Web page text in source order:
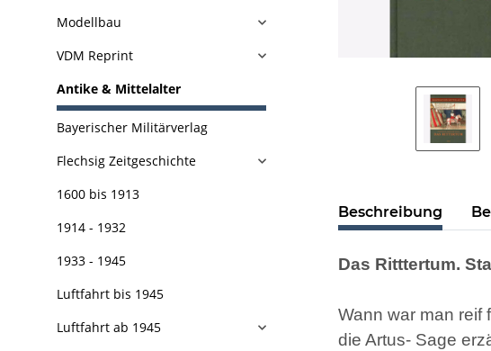
Beschreibung
Das Ritttertum.
Wann war man reif
die Artus- Sage
Modellbau
VDM Reprint
Antike & Mittelalter
Bayerischer Militärverlag
Flechsig Zeitgeschichte
1600 bis 1913
1914 - 1932
1933 - 1945
Luftfahrt bis 1945
Luftfahrt ab 1945